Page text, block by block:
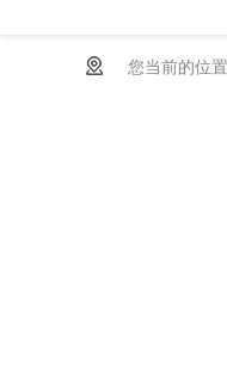
您当前的位置